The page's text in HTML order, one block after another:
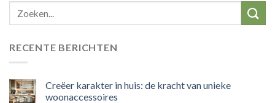
RECENTE BERICHTEN
Creëer karakter in huis: de kracht van unieke
woonaccessoires